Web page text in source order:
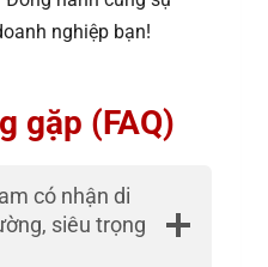
nghiệp bạn!
gặp (FAQ)
có nhận di
siêu trọng